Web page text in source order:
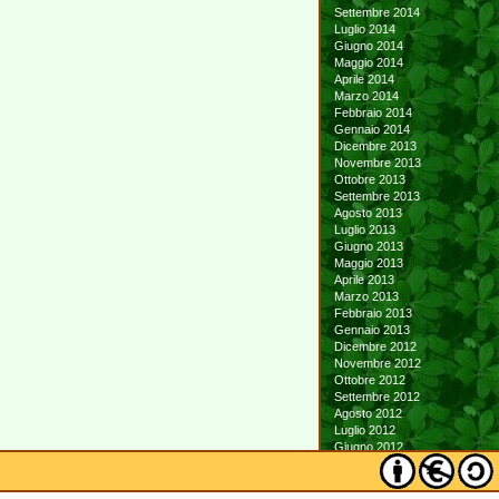
Settembre 2014
Luglio 2014
Giugno 2014
Maggio 2014
Aprile 2014
Marzo 2014
Febbraio 2014
Gennaio 2014
Dicembre 2013
Novembre 2013
Ottobre 2013
Settembre 2013
Agosto 2013
Luglio 2013
Giugno 2013
Maggio 2013
Aprile 2013
Marzo 2013
Febbraio 2013
Gennaio 2013
Dicembre 2012
Novembre 2012
Ottobre 2012
Settembre 2012
Agosto 2012
Luglio 2012
Giugno 2012
Maggio 2012
Aprile 2012